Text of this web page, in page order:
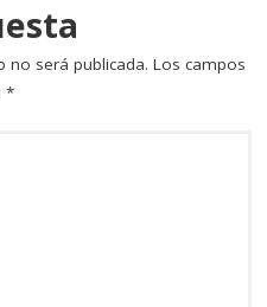
no será publicada. Los campos
*